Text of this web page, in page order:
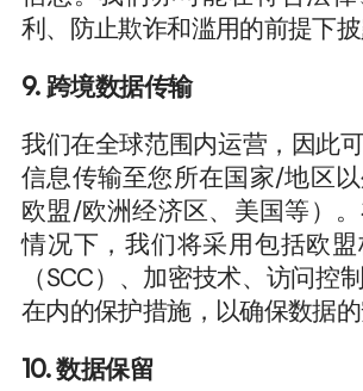
利、防止欺诈和滥用的前提下披
9. 跨境数据传输
我们在全球范围内运营，因此
信息传输至您所在国家/地区
欧盟/欧洲经济区、美国等）
情况下，我们将采用包括欧
（SCC）、加密技术、访问控
在内的保护措施，以确保数据的
10. 数据保留